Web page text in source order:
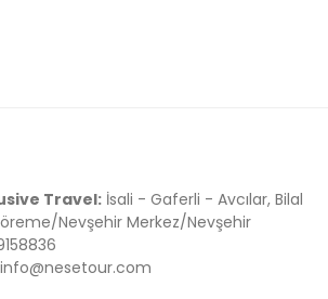
Travel: İsali - Gaferli - Avcılar, Bilal
Nevşehir Merkez/Nevşehir
info@nesetour.com